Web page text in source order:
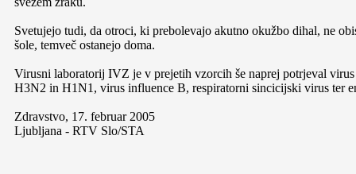
Svetujejo tudi, da otroci, ki prebolevajo akutno okužbo dihal, ne
šole, temveč ostanejo doma.
Virusni laboratorij IVZ je v prejetih vzorcih še naprej potrjeval
H3N2 in H1N1, virus influence B, respiratorni sincicijski virus ter
Zdravstvo, 17. februar 2005
Ljubljana - RTV Slo/STA